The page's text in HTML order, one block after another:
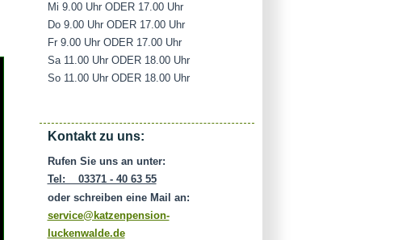
Mi 9.00 Uhr ODER 17.00 Uhr
Do 9.00 Uhr ODER 17.00 Uhr
Fr 9.00 Uhr ODER 17.00 Uhr
Sa 11.00 Uhr ODER 18.00 Uhr
So 11.00 Uhr ODER 18.00 Uhr
Kontakt zu uns:
Rufen Sie uns an unter:
Tel: 03371 - 40 63 55
oder schreiben eine Mail an:
service@katzenpension-
luckenwalde.de